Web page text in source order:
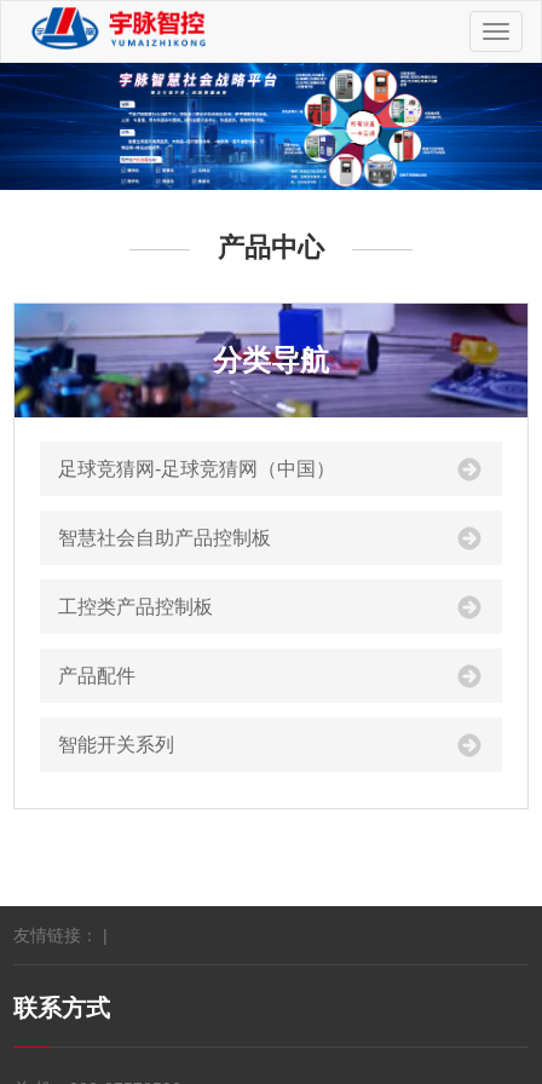
切
换
航
产品中心
分类导航
足球竞猜网-足球竞猜网（中国）
智慧社会自助产品控制板
工控类产品控制板
产品配件
智能开关系列
友情链接： |
联系方式